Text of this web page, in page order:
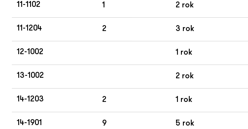
11-1102 1 2 rok
11-1204 2 3 rok
12-1002 1 rok
13-1002 2 rok
14-1203 2 1 rok
14-1901 9 5 rok